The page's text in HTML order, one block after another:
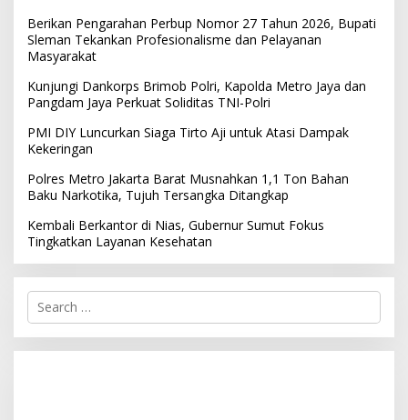
Berikan Pengarahan Perbup Nomor 27 Tahun 2026, Bupati
Sleman Tekankan Profesionalisme dan Pelayanan
Masyarakat
Kunjungi Dankorps Brimob Polri, Kapolda Metro Jaya dan
Pangdam Jaya Perkuat Soliditas TNI-Polri
PMI DIY Luncurkan Siaga Tirto Aji untuk Atasi Dampak
Kekeringan
Polres Metro Jakarta Barat Musnahkan 1,1 Ton Bahan
Baku Narkotika, Tujuh Tersangka Ditangkap
Kembali Berkantor di Nias, Gubernur Sumut Fokus
Tingkatkan Layanan Kesehatan
S
r